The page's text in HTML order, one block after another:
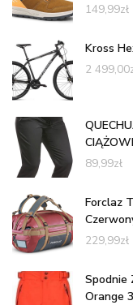
149,99zł
Kross
2 499,00
89,99zł
Forclaz
229,99zł
Spodnie
Orange